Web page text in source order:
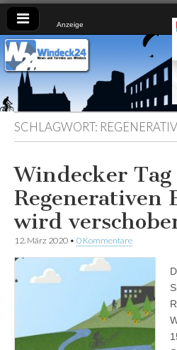
Anzeige
Nachrichten
aus dem
Ländchen
für das
Ländchen
SCHLAGWORT:
Windecker
Regenerativen
wird
12. März 2020 • 0 Kommentare